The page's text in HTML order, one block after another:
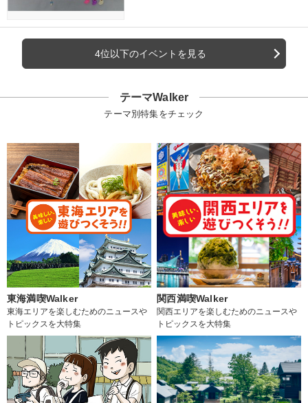
4位以下のイベントを見る
テーマWalker
テーマ別特集をチェック
東海満喫Walker
東海エリアを楽しむためのニュースや
トピックスを大特集
関西満喫Walker
関西エリアを楽しむためのニュースや
トピックスを大特集